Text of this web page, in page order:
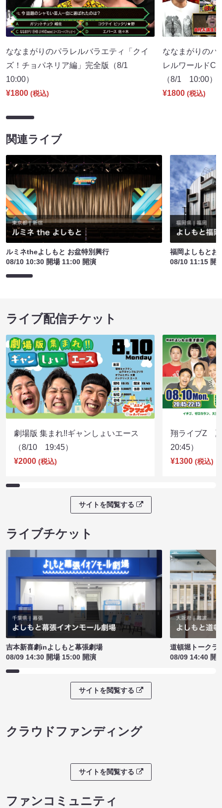
ななまがりのパラレルバラエティ「クイ
ズ！チョパネリア編」完全版（8/1
10:00）
¥1800 (税込)
ななまがりのパ
レルワールド
（8/1 10:00）
¥1800 (税込)
関連ライブ
ルミネtheよしもと お盆特別興行
08/10 10:30 開場 11:00 開演
福岡よしもとお
08/10 11:15 開
ライブ配信チケット
劇場版 集まれ!!ギャンしょいエース
（8/10 19:45）
¥2000 (税込)
翔ライブZ
20:45）
¥1300 (税込)
サイトを閲覧する
ライブチケット
吉本新喜劇inよしもと幕張劇場
08/09 14:30 開場 15:00 開演
道頓堀トークラ
08/09 14:40 開
サイトを閲覧する
クラウドファンディング
サイトを閲覧する
ファンコミュニティ